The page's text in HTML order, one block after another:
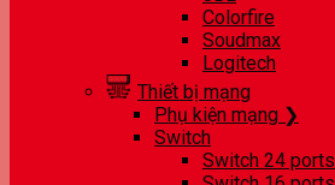
Colorfire
Soudmax
Logitech
Thiết bị mạng
Phụ kiện mạng ❯
Switch
Switch 24 ports